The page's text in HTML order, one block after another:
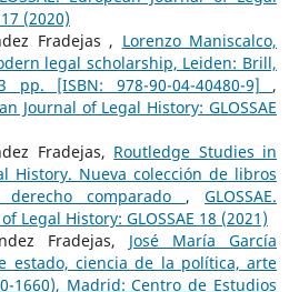
(2020)
Fradejas , Lorenzo Maniscalco,
legal scholarship, Leiden: Brill,
[ISBN: 978-90-04-40480-9] ,
Journal of Legal History: GLOSSAE
Fradejas, Routledge Studies in
History. Nueva colección de libros
comparado ,GLOSSAE.
Legal History: GLOSSAE 18 (2021)
Fradejas, José María García
estado, ciencia de la política, arte
1660), Madrid: Centro de Estudios